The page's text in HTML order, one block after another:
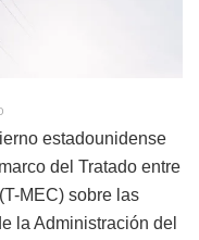
estadounidense
del Tratado entre
MEC) sobre las
la Administración del